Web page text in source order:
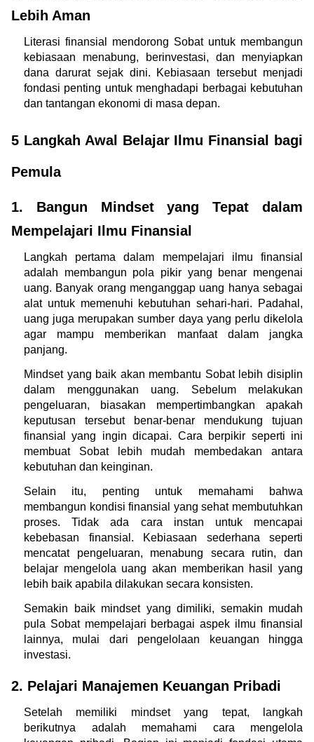
Lebih Aman
Literasi finansial mendorong Sobat untuk membangun
kebiasaan menabung, berinvestasi, dan menyiapkan
dana darurat sejak dini. Kebiasaan tersebut menjadi
fondasi penting untuk menghadapi berbagai kebutuhan
dan tantangan ekonomi di masa depan.
5 Langkah Awal Belajar Ilmu Finansial bagi
Pemula
1. Bangun Mindset yang Tepat dalam
Mempelajari Ilmu Finansial
Langkah pertama dalam mempelajari ilmu finansial
adalah membangun pola pikir yang benar mengenai
uang. Banyak orang menganggap uang hanya sebagai
alat untuk memenuhi kebutuhan sehari-hari. Padahal,
uang juga merupakan sumber daya yang perlu dikelola
agar mampu memberikan manfaat dalam jangka
panjang.
Mindset yang baik akan membantu Sobat lebih disiplin
dalam menggunakan uang. Sebelum melakukan
pengeluaran, biasakan mempertimbangkan apakah
keputusan tersebut benar-benar mendukung tujuan
finansial yang ingin dicapai. Cara berpikir seperti ini
membuat Sobat lebih mudah membedakan antara
kebutuhan dan keinginan.
Selain itu, penting untuk memahami bahwa
membangun kondisi finansial yang sehat membutuhkan
proses. Tidak ada cara instan untuk mencapai
kebebasan finansial. Kebiasaan sederhana seperti
mencatat pengeluaran, menabung secara rutin, dan
belajar mengelola uang akan memberikan hasil yang
lebih baik apabila dilakukan secara konsisten.
Semakin baik mindset yang dimiliki, semakin mudah
pula Sobat mempelajari berbagai aspek ilmu finansial
lainnya, mulai dari pengelolaan keuangan hingga
investasi.
2. Pelajari Manajemen Keuangan Pribadi
Setelah memiliki mindset yang tepat, langkah
berikutnya adalah memahami cara mengelola